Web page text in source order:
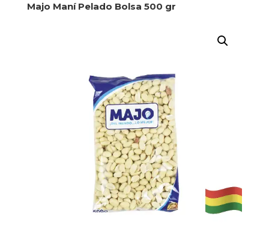
Majo Maní Pelado Bolsa 500 gr